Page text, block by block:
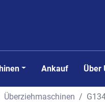
Ankauf
Überziehmaschinen